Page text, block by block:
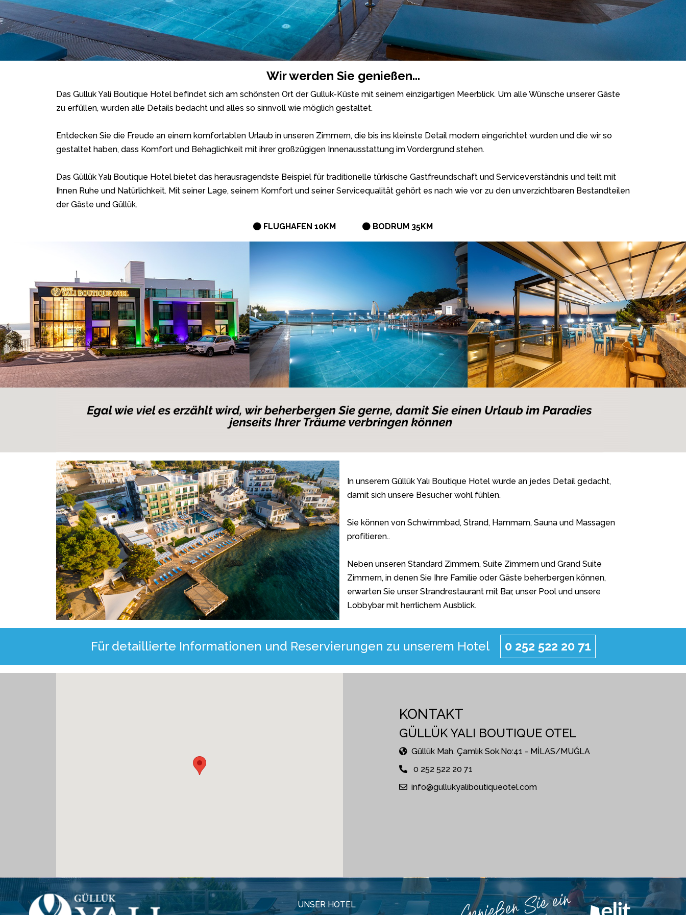
Wir werden Sie genießen...
Das Gulluk Yali Boutique Hotel befindet sich am schönsten Ort der Gulluk-Küste mit seinem einzigartigen Meerblick. Um alle Wünsche unserer Gäste
zu erfüllen, wurden alle Details bedacht und alles so sinnvoll wie möglich gestaltet.
Entdecken Sie die Freude an einem komfortablen Urlaub in unseren Zimmern, die bis ins kleinste Detail modern eingerichtet wurden und die wir so
gestaltet haben, dass Komfort und Behaglichkeit mit ihrer großzügigen Innenausstattung im Vordergrund stehen.
Das Güllük Yalı Boutique Hotel bietet das herausragendste Beispiel für traditionelle türkische Gastfreundschaft und Serviceverständnis und teilt mit
Ihnen Ruhe und Natürlichkeit. Mit seiner Lage, seinem Komfort und seiner Servicequalität gehört es nach wie vor zu den unverzichtbaren Bestandteilen
der Gäste und Güllük.
FLUGHAFEN 10KM BODRUM 35KM
In unserem Güllük Yalı Boutique Hotel wurde an jedes Detail gedacht,
damit sich unsere Besucher wohl fühlen.
Sie können von Schwimmbad, Strand, Hammam, Sauna und Massagen
profitieren..
Neben unseren Standard Zimmern, Suite Zimmern und Grand Suite
Zimmern, in denen Sie Ihre Familie oder Gäste beherbergen können,
erwarten Sie unser Strandrestaurant mit Bar, unser Pool und unsere
Lobbybar mit herrlichem Ausblick.
Für detaillierte Informationen und Reservierungen zu unserem Hotel 0 252 522 20 71
KONTAKT
GÜLLÜK YALI BOUTIQUE OTEL
Güllük Mah. Çamlık Sok.No:41 - MİLAS/MUĞLA
0 252 522 20 71
info@gullukyaliboutiqueotel.com
UNSER HOTEL